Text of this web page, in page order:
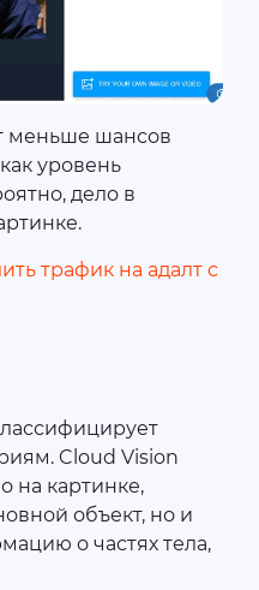
меньше шансов
уровень
дело в
трафик на адалт с
Cloud Vision
на картинке,
объект, но и
о частях тела,